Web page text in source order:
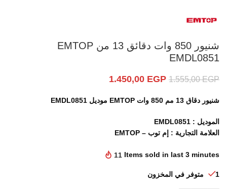
شنيور 850 وات دقائق 13 من EMTOP
EMDL0851
1.555,00EGP
1.450,00 EGP
شنيور دقاق 13 مم 850 وات EMTOP موديل EMDL0851
الموديل : EMDL0851
العلامة التجارية : إم توب – EMTOP
11 Items sold in last 3 minutes
1 متوفر في المخزون